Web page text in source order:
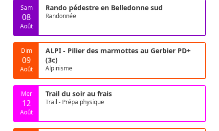
Sam
08
Août
Rando pédestre en Belledonne sud
Randonnée
Dim
09
Août
ALPI - Pilier des marmottes au Gerbier PD+
(3c)
Alpinisme
Mer
12
Août
Trail du soir au frais
Trail - Prépa physique